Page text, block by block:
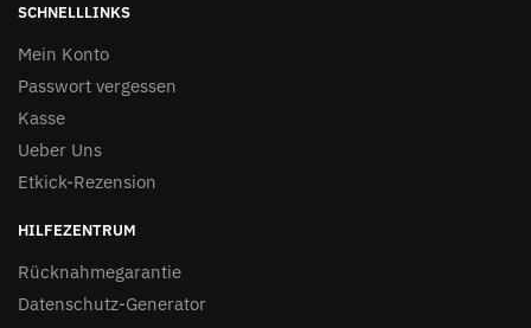
SCHNELLLINKS
Mein Konto
Passwort vergessen
Kasse
Ueber Uns
Etkick-Rezension
HILFEZENTRUM
Rücknahmegarantie
Datenschutz-Generator